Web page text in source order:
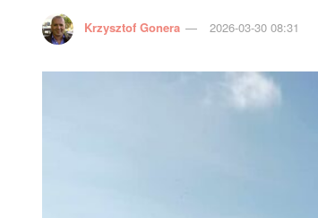
Krzysztof Gonera 2026-03-30 08:31